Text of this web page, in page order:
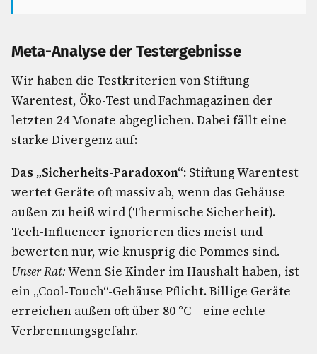
Meta-Analyse der Testergebnisse
Wir haben die Testkriterien von Stiftung
Warentest, Öko-Test und Fachmagazinen der
letzten 24 Monate abgeglichen. Dabei fällt eine
starke Divergenz auf:
Das „Sicherheits-Paradoxon“: Stiftung Warentest
wertet Geräte oft massiv ab, wenn das Gehäuse
außen zu heiß wird (Thermische Sicherheit).
Tech-Influencer ignorieren dies meist und
bewerten nur, wie knusprig die Pommes sind.
Unser Rat:Wenn Sie Kinder im Haushalt haben, ist
ein „Cool-Touch“-Gehäuse Pflicht. Billige Geräte
erreichen außen oft über 80 °C – eine echte
Verbrennungsgefahr.